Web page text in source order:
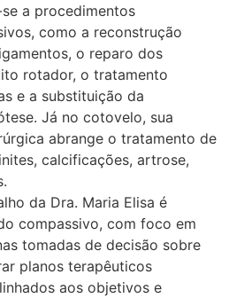
a procedimentos
como a reconstrução
o reparo dos
rotador, o tratamento
e a substituição da
Já no cotovelo, sua
abrange o tratamento de
calcificações, artrose,
da Dra. Maria Elisa é
compassivo, com foco em
tomadas de decisão sobre
planos terapêuticos
aos objetivos e